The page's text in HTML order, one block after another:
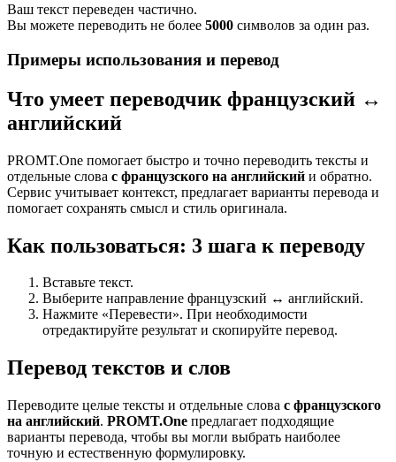
Ваш текст переведен частично.
Вы можете переводить не более 5000 символов за один раз.
Примеры использования и перевод
Что умеет переводчик французский ↔
английский
PROMT.One помогает быстро и точно переводить тексты и
отдельные слова с французского на английский и обратно.
Сервис учитывает контекст, предлагает варианты перевода и
помогает сохранять смысл и стиль оригинала.
Как пользоваться: 3 шага к переводу
Вставьте текст.
Выберите направление французский ↔ английский.
Нажмите «Перевести». При необходимости
отредактируйте результат и скопируйте перевод.
Перевод текстов и слов
Переводите целые тексты и отдельные слова с французского
на английский. PROMT.One предлагает подходящие
варианты перевода, чтобы вы могли выбрать наиболее
точную и естественную формулировку.